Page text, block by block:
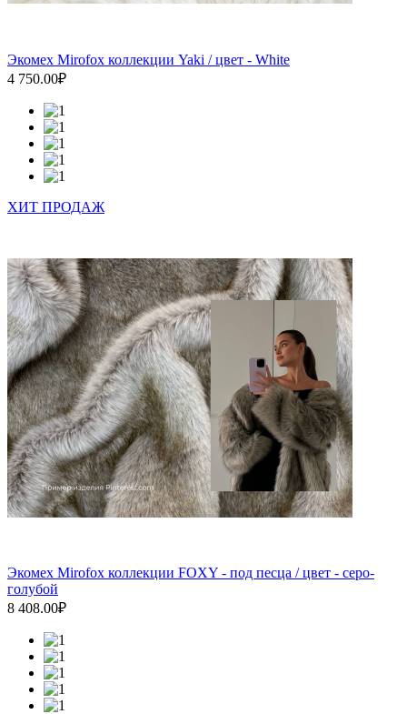
Экомех Mirofox коллекции Yaki / цвет - White
4 750.00₽
ХИТ ПРОДАЖ
Экомех Mirofox коллекции FOXY - под песца / цвет - серо-
голубой
8 408.00₽